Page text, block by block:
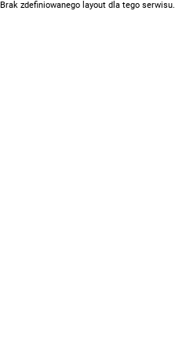
Brak zdefiniowanego layout dla tego serwisu.